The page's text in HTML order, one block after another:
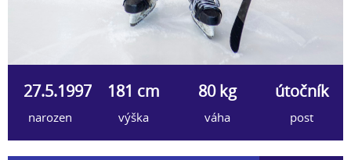
27.5.1997
narozen
181 cm
výška
80 kg
váha
útočník
post